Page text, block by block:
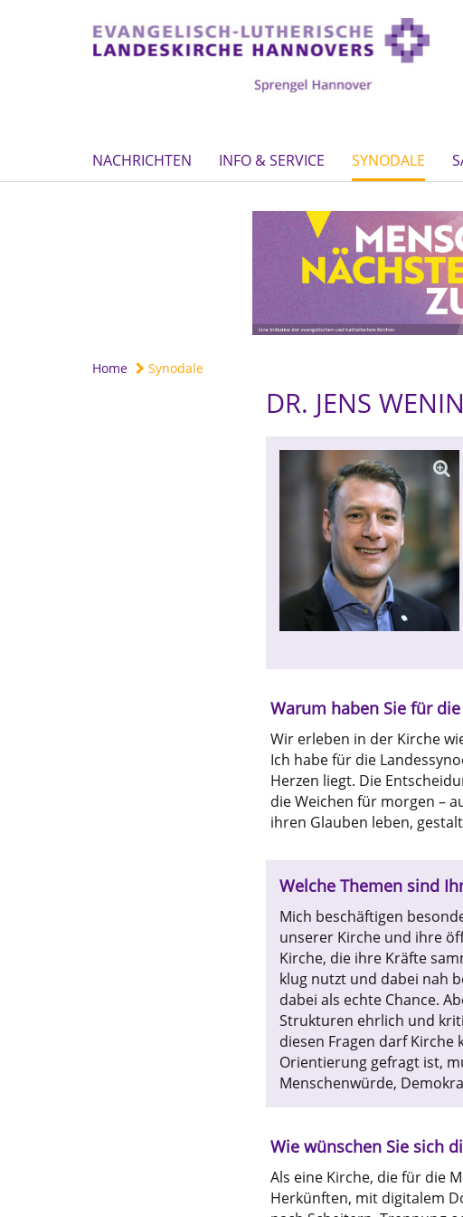
NACHRICHTEN INFO & SERVICE SYNODALE
Home Synodale
DR. JENS
Warum haben Sie für
Wir erleben in der Kirche
Ich habe für die
Herzen liegt. Die
die Weichen für morgen –
ihren Glauben leben,
Welche Themen sind
Mich beschäftigen
unserer Kirche und ihre
Kirche, die ihre Kräfte
klug nutzt und dabei nah
dabei als echte Chance.
Strukturen ehrlich und
diesen Fragen darf Kirche
Orientierung gefragt ist,
Menschenwürde,
Wie wünschen Sie sich
Als eine Kirche, die für die
Herkünften, mit digitalem